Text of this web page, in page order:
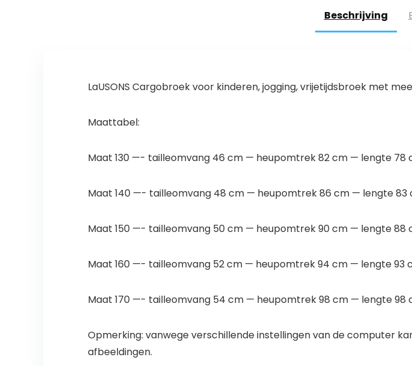
Beschrijving
LaUSONS Cargobroek voor kinderen, jogging, vrijetijdsbroek met
Maattabel:
Maat 130 —- tailleomvang 46 cm — heupomtrek 82 cm — lengte 78
Maat 140 —- tailleomvang 48 cm — heupomtrek 86 cm — lengte 83
Maat 150 —- tailleomvang 50 cm — heupomtrek 90 cm — lengte 88
Maat 160 —- tailleomvang 52 cm — heupomtrek 94 cm — lengte 93
Maat 170 —- tailleomvang 54 cm — heupomtrek 98 cm — lengte 98
Opmerking: vanwege verschillende instellingen van de computer
afbeeldingen.